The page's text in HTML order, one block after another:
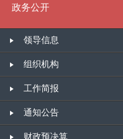
政务公开
领导信息
组织机构
工作简报
通知公告
财政预决算